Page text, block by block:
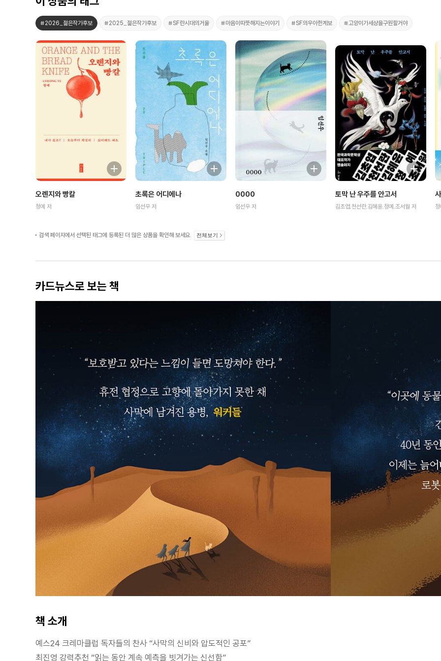
#2026_젊은작가후보 #2025_젊은작가후보 #SF란시대의거울 #마음이따뜻해지는이야기 #SF의우아한계보 #고양이가세상을구원할거야
오렌지와 빵칼
청예 저
초록은 어디에나
임선우 저
0000
임선우 저
토막 난 우주를 안고서
김초엽,천선란,김혜윤,청예,조서월 저
검색 페이지에서 선택된 태그에 등록된 더 많은 상품을 확인해 보세요. 전체보기
카드뉴스로 보는 책
책 소개
예스24 크레마클럽 독자들의 찬사 “사막의 신비와 압도적인 공포”
최진영 강력추천 “읽는 동안 계속 예측을 빗겨가는 신선함”